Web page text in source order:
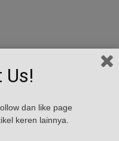
pipa air panas seperti di
pipa air panas water
Us!
dan like page
keren lainnya.